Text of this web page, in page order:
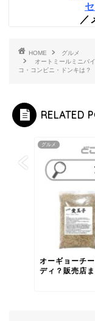
／
HOME
グルメ
オートミールミニバ
コ・コンビニ・ドンキは？
RELATED
グルメ
オーギョーチ
ディ？販売店